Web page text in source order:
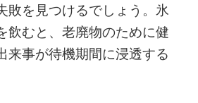
敗を見つけるでしょう。氷
飲むと、老廃物のために健
来事が待​​機期間に浸透する